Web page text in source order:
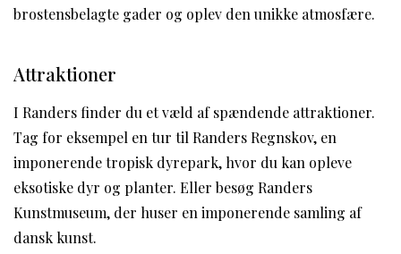
brostensbelagte gader og oplev den unikke atmosfære.
Attraktioner
I Randers finder du et væld af spændende attraktioner.
Tag for eksempel en tur til Randers Regnskov, en
imponerende tropisk dyrepark, hvor du kan opleve
eksotiske dyr og planter. Eller besøg Randers
Kunstmuseum, der huser en imponerende samling af
dansk kunst.